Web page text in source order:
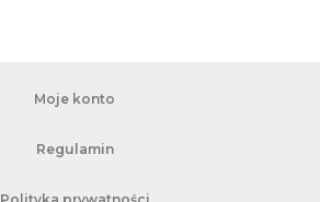
Moje konto
Regulamin